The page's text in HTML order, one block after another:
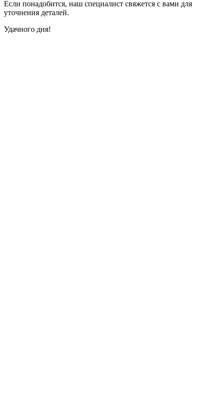
Если понадобится, наш специалист свяжется с вами для
уточнения деталей.
Удачного дня!